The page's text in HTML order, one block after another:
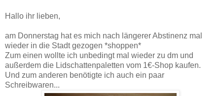
Hallo ihr lieben,
am Donnerstag hat es mich nach längerer Abstinenz mal
wieder in die Stadt gezogen *shoppen*
Zum einen wollte ich unbedingt mal wieder zu dm und
außerdem die Lidschattenpaletten vom 1€-Shop kaufen.
Und zum anderen benötigte ich auch ein paar
Schreibwaren...